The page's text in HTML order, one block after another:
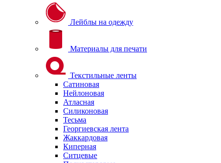
Лейблы на одежду
Материалы для печати
Текстильные ленты
Сатиновая
Нейлоновая
Атласная
Силиконовая
Тесьма
Георгиевская лента
Жаккардовая
Киперная
Ситцевые